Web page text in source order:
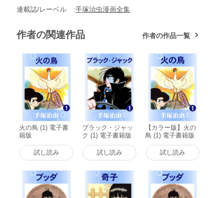
連載誌/レーベル
手塚治虫漫画全集
作者の関連作品 作者の作品一覧
火の鳥 (1) 電子書
籍版
試し読み
ブラック・ジャッ
ク (1) 電子書籍版
試し読み
【カラー版】火の
鳥 (1) 電子書籍版
試し読み